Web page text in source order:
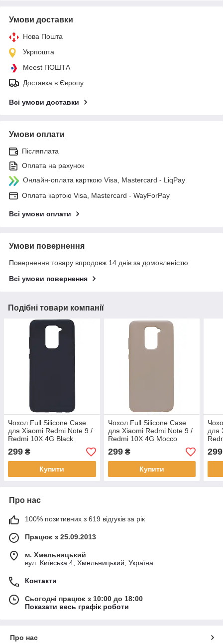
Умови доставки
Нова Пошта
Укрпошта
Meest ПОШТА
Доставка в Європу
Всі умови доставки
Умови оплати
Післяплата
Оплата на рахунок
Онлайн-оплата карткою Visa, Mastercard - LiqPay
Оплата картою Visa, Mastercard - WayForPay
Всі умови оплати
Умови повернення
Повернення товару впродовж 14 днів за домовленістю
Всі умови повернення
Подібні товари компанії
Чохол Full Silicone Case
для Xiaomi Redmi Note 9 /
Redmi 10X 4G Black
299 ₴
Купити
Чохол Full Silicone Case
для Xiaomi Redmi Note 9 /
Redmi 10X 4G Mocco
299₴
Купити
для
299
Про нас
100% позитивних з 619 відгуків за рік
Працює з 25.09.2013
м. Хмельницький
вул. Київська 4, Хмельницький, Україна
Контакти
Сьогодні працює з 10:00 до 18:00
Показати весь графік роботи
Про нас